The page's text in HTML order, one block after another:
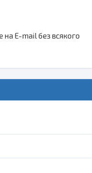
E-mail без всякого